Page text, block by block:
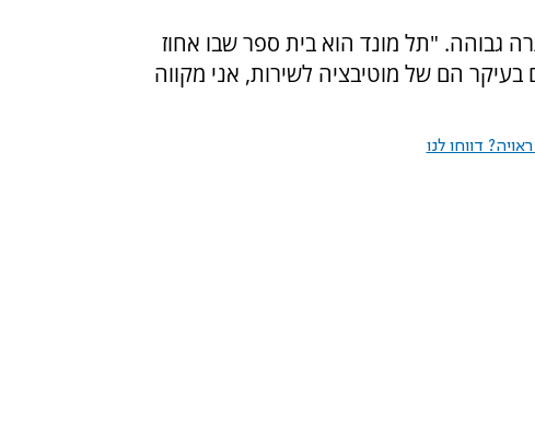
גבוהה. "תל מונד הוא בית ספר שבו אחוז
בעיקר הם של מוטיבציה לשירות, אני מקווה
דווחו לנו